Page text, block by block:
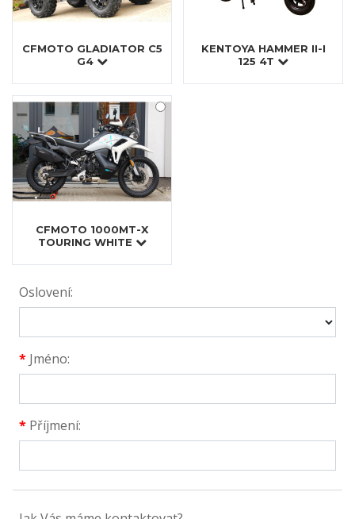
CFMOTO GLADIATOR C5
G4
KENTOYA HAMMER II-I
125 4T
CFMOTO 1000MT-X
TOURING WHITE
Oslovení:
* Jméno:
* Příjmení: